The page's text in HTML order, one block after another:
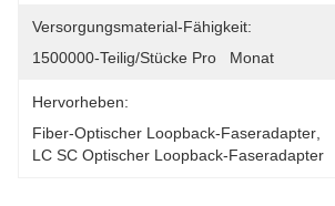
Versorgungsmaterial-Fähigkeit:
1500000-Teilig/Stücke Pro   Monat
Hervorheben:
Fiber-Optischer Loopback-Faseradapter
LC SC Optischer Loopback-Faseradapter